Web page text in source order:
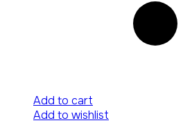
Add to cart
Add to wishlist